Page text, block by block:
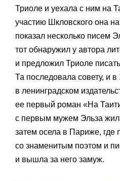
Триоле и уехала с ним на
участию Шкловского она
показал несколько писем
тот обнаружил у автора
и предложил Триоле
Та последовала совету, и в
в ленинградском
ее первый роман «На
с первым мужем Эльза
затем осела в Париже, где
со знаменитым поэтом и
и вышла за него замуж.